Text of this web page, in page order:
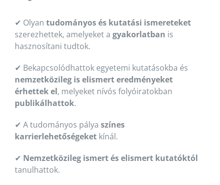
✔ Olyan tudományos és kutatási ismereteket
szerezhettek, amelyeket a gyakorlatban is
hasznosítani tudtok.
✔ Bekapcsolódhattok egyetemi kutatásokba és
nemzetközileg is elismert eredményeket
érhettek el, melyeket nívós folyóiratokban
publikálhattok.
✔ A tudományos pálya színes
karrierlehetőségeketkínál.
✔ Nemzetközileg ismert és elismert kutatóktól
tanulhattok.